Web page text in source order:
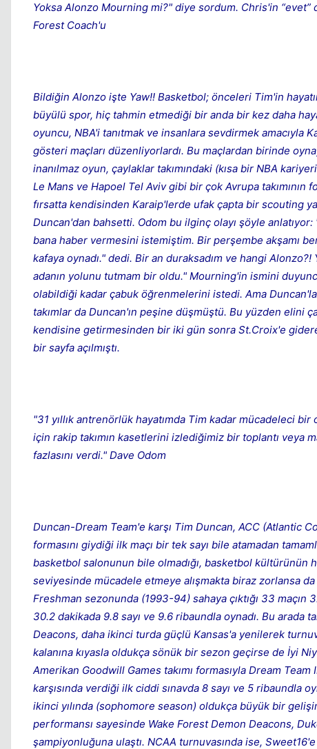
Yoksa Alonzo Mourning mi?" diye sordum. Chris'in
Forest Coach'u
Bildiğin Alonzo işte Yaw!! Basketbol; önceleri Tim'in
büyülü spor, hiç tahmin etmediği bir anda bir kez daha
oyuncu, NBA'i tanıtmak ve insanlara sevdirmek amacıyla
gösteri maçları düzenliyorlardı. Bu maçlardan birinde
inanılmaz oyun, çaylaklar takımındaki (kısa bir NBA
Le Mans ve Hapoel Tel Aviv gibi bir çok Avrupa
fırsatta kendisinden Karaip'lerde ufak çapta bir scouting
Duncan'dan bahsetti. Odom bu ilginç olayı şöyle
bana haber vermesini istemiştim. Bir perşembe akşamı
kafaya oynadı." dedi. Bir an duraksadım ve hangi
adanın yolunu tutmam bir oldu." Mourning'in ismini
olabildiği kadar çabuk öğrenmelerini istedi. Ama
takımlar da Duncan'ın peşine düşmüştü. Bu yüzden elini
kendisine getirmesinden bir iki gün sonra St.Croix'e
bir sayfa açılmıştı.
"31 yıllık antrenörlük hayatımda Tim kadar mücadeleci
için rakip takımın kasetlerini izlediğimiz bir toplantı veya
fazlasını verdi." Dave Odom
Duncan-Dream Team'e karşı Tim Duncan, ACC (Atlantic
formasını giydiği ilk maçı bir tek sayı bile atamadan
basketbol salonunun bile olmadığı, basketbol
seviyesinde mücadele etmeye alışmakta biraz zorlansa
Freshman sezonunda (1993-94) sahaya çıktığı 33
30.2 dakikada 9.8 sayı ve 9.6 ribaundla oynadı. Bu arada
Deacons, daha ikinci turda güçlü Kansas'a yenilerek
kalanına kıyasla oldukça sönük bir sezon geçirse de İyi
Amerikan Goodwill Games takımı formasıyla Dream
karşısında verdiği ilk ciddi sınavda 8 sayı ve 5 ribaundla
ikinci yılında (sophomore season) oldukça büyük bir
performansı sayesinde Wake Forest Demon Deacons,
şampiyonluğuna ulaştı. NCAA turnuvasında ise,